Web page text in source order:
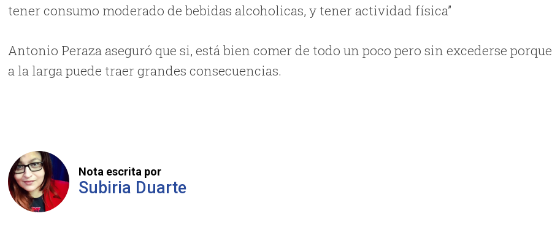
tener consumo moderado de bebidas alcoholicas, y tener actividad física”
Antonio Peraza aseguró que si, está bien comer de todo un poco pero sin excederse porque
a la larga puede traer grandes consecuencias.
Nota escrita por
Subiria Duarte